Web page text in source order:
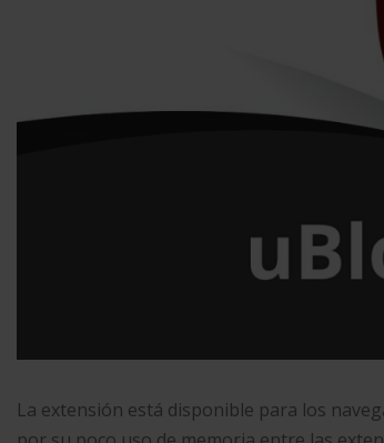
La extensión está disponible para los